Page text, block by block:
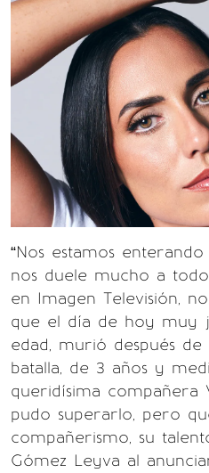
“Nos estamos
nos duele mucho a
en Imagen Televisión,
que el día de hoy muy
edad, murió después
batalla, de 3 años y
queridísima compañera
pudo superarlo, pero
compañerismo, su
Gómez Leyva al